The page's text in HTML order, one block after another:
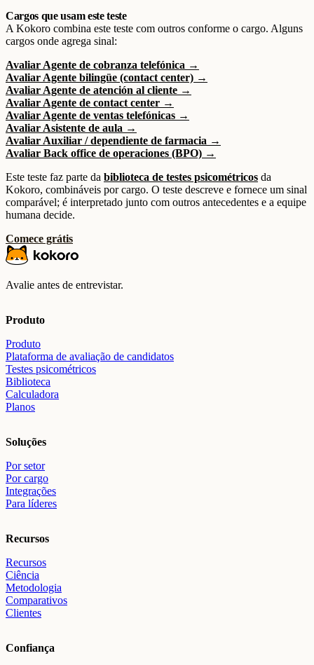
Cargos que usam este teste
A Kokoro combina este teste com outros conforme o cargo. Alguns
cargos onde agrega sinal:
Avaliar Agente de cobranza telefónica →
Avaliar Agente bilingüe (contact center) →
Avaliar Agente de atención al cliente →
Avaliar Agente de contact center →
Avaliar Agente de ventas telefónicas →
Avaliar Asistente de aula →
Avaliar Auxiliar / dependiente de farmacia →
Avaliar Back office de operaciones (BPO) →
Este teste faz parte da biblioteca de testes psicométricos da
Kokoro, combináveis por cargo. O teste descreve e fornece um sinal
comparável; é interpretado junto com outros antecedentes e a equipe
humana decide.
Comece grátis
Avalie antes de entrevistar.
Produto
Produto
Plataforma de avaliação de candidatos
Testes psicométricos
Biblioteca
Calculadora
Planos
Soluções
Por setor
Por cargo
Integrações
Para líderes
Recursos
Recursos
Ciência
Metodologia
Comparativos
Clientes
Confiança